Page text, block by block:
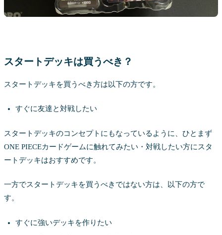
スタートデッキは買うべき？
スタートデッキを買うべき方は以下の方です。
すぐに友達と対戦したい
スタートデッキのコンセプトにもなっているように、ひとまず
ONE PIECEカードゲームに触れてみたい・対戦したい方にスタ
ートデッキはおすすめです。
一方でスタートデッキを買うべきではない方は、以下の方で
す。
すぐに強いデッキを作りたい